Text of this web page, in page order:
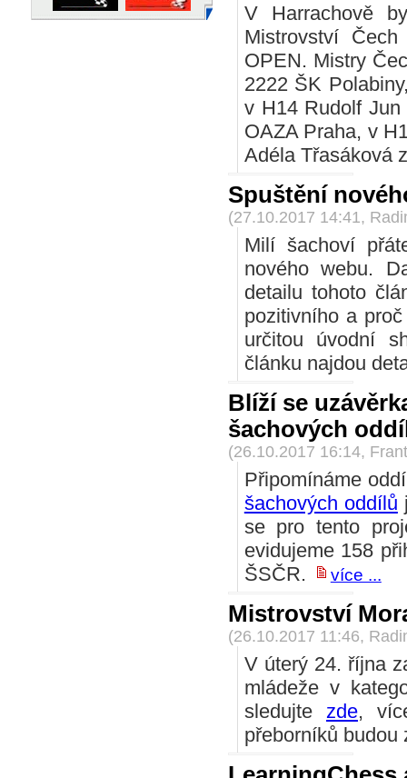
V Harrachově
Mistrovství
OPEN. Mistry
2222 ŠK
v H14 Rudolf
OAZA Praha, v
Adéla Třasáková
Spuštění
(27.10.2017 14:41,
Milí šachoví
nového webu.
detailu tohoto
pozitivního a
určitou úvodní
článku najdou
Blíží se
šachových
(26.10.2017 16:14,
Připomínáme
šachových oddílů
se pro tento
evidujeme 158
ŠSČR.
více ...
Mistrovství
(26.10.2017 11:46,
V úterý 24. října
mládeže v
sledujte zde,
přeborníků